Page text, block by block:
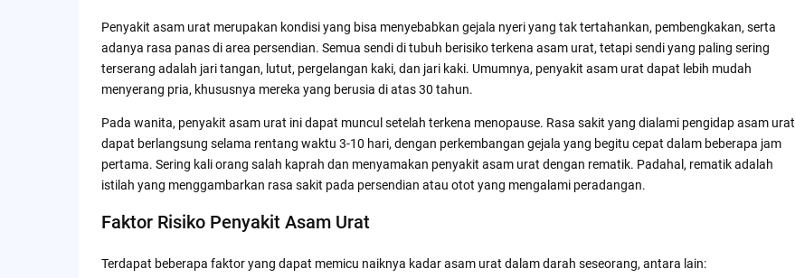
Penyakit asam urat merupakan kondisi yang bisa menyebabkan gejala nyeri yang tak tertahankan, pembengkakan, serta
adanya rasa panas di area persendian. Semua sendi di tubuh berisiko terkena asam urat, tetapi sendi yang paling sering
terserang adalah jari tangan, lutut, pergelangan kaki, dan jari kaki. Umumnya, penyakit asam urat dapat lebih mudah
menyerang pria, khususnya mereka yang berusia di atas 30 tahun.
Pada wanita, penyakit asam urat ini dapat muncul setelah terkena menopause. Rasa sakit yang dialami pengidap asam urat
dapat berlangsung selama rentang waktu 3-10 hari, dengan perkembangan gejala yang begitu cepat dalam beberapa jam
pertama. Sering kali orang salah kaprah dan menyamakan penyakit asam urat dengan rematik. Padahal, rematik adalah
istilah yang menggambarkan rasa sakit pada persendian atau otot yang mengalami peradangan.
Faktor Risiko Penyakit Asam Urat
Terdapat beberapa faktor yang dapat memicu naiknya kadar asam urat dalam darah seseorang, antara lain: